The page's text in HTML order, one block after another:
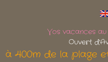
Vos vacances
Ouvert
à 400m de la plage